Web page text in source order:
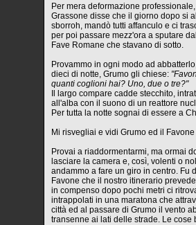
Per mera deformazione
Grassone disse che il giorno dopo si
sborroh, mandò tutti affanculo e ci
per poi passare mezz'ora a sputare
Fave Romane che stavano di sotto.
Provammo in ogni modo ad
dieci di notte, Grumo gli chiese:
quanti coglioni hai? Uno, due o tre?"
Il largo compare cadde stecchito,
all'alba con il suono di un reattore
Per tutta la notte sognai di essere a
Mi risvegliai e vidi Grumo ed il Favone
Provai a riaddormentarmi, ma ormai
lasciare la camera e, così, volenti o
andammo a fare un giro in centro. Fu
Favone che il nostro itinerario
in compenso dopo pochi metri ci
intrappolati in una maratona che
città ed al passare di Grumo il vento
transenne ai lati delle strade. Le cose